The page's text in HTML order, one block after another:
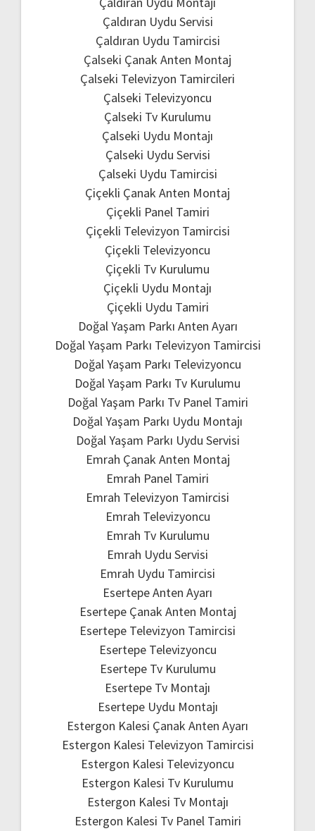
Çaldıran Uydu Servisi
Çaldıran Uydu Tamircisi
Çalseki Çanak Anten Montaj
Çalseki Televizyon Tamircileri
Çalseki Televizyoncu
Çalseki Tv Kurulumu
Çalseki Uydu Montajı
Çalseki Uydu Servisi
Çalseki Uydu Tamircisi
Çiçekli Çanak Anten Montaj
Çiçekli Panel Tamiri
Çiçekli Televizyon Tamircisi
Çiçekli Televizyoncu
Çiçekli Tv Kurulumu
Çiçekli Uydu Montajı
Çiçekli Uydu Tamiri
Doğal Yaşam Parkı Anten Ayarı
Doğal Yaşam Parkı Televizyon Tamircisi
Doğal Yaşam Parkı Televizyoncu
Doğal Yaşam Parkı Tv Kurulumu
Doğal Yaşam Parkı Tv Panel Tamiri
Doğal Yaşam Parkı Uydu Montajı
Doğal Yaşam Parkı Uydu Servisi
Emrah Çanak Anten Montaj
Emrah Panel Tamiri
Emrah Televizyon Tamircisi
Emrah Televizyoncu
Emrah Tv Kurulumu
Emrah Uydu Servisi
Emrah Uydu Tamircisi
Esertepe Anten Ayarı
Esertepe Çanak Anten Montaj
Esertepe Televizyon Tamircisi
Esertepe Televizyoncu
Esertepe Tv Kurulumu
Esertepe Tv Montajı
Esertepe Uydu Montajı
Estergon Kalesi Çanak Anten Ayarı
Estergon Kalesi Televizyon Tamircisi
Estergon Kalesi Televizyoncu
Estergon Kalesi Tv Kurulumu
Estergon Kalesi Tv Montajı
Estergon Kalesi Tv Panel Tamiri